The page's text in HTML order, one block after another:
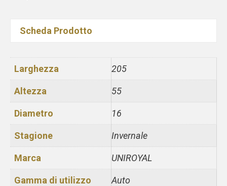
Scheda Prodotto
Larghezza 205
Altezza 55
Diametro 16
Stagione Invernale
Marca UNIROYAL
Gamma di utilizzo Auto